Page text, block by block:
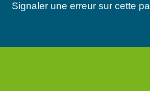
Signaler une erreur sur cette